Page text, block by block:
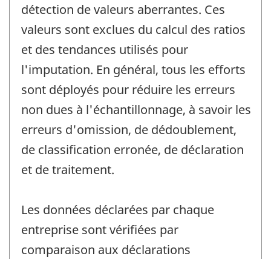
détection de valeurs aberrantes. Ces
valeurs sont exclues du calcul des ratios
et des tendances utilisés pour
l'imputation. En général, tous les efforts
sont déployés pour réduire les erreurs
non dues à l'échantillonnage, à savoir les
erreurs d'omission, de dédoublement,
de classification erronée, de déclaration
et de traitement.
Les données déclarées par chaque
entreprise sont vérifiées par
comparaison aux déclarations